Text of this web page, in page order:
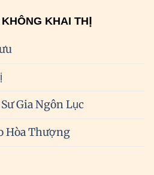
KHAI THỊ
Gia Ngôn Lục
Hòa Thượng